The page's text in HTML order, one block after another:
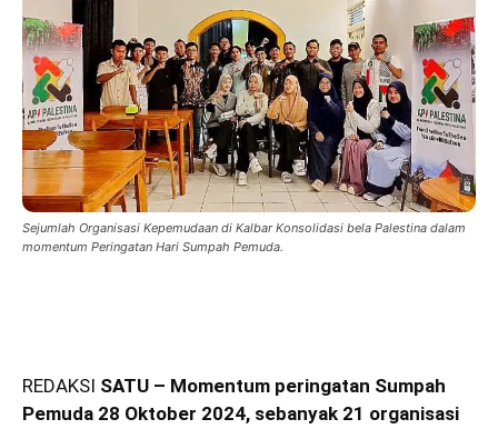
Sejumlah Organisasi Kepemudaan di Kalbar Konsolidasi bela Palestina dalam
momentum Peringatan Hari Sumpah Pemuda.
REDAKSI SATU – Momentum peringatan Sumpah
Pemuda 28 Oktober 2024, sebanyak 21 organisasi